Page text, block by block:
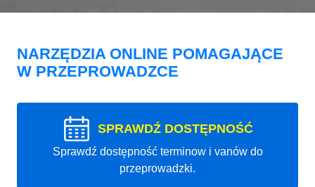
NARZĘDZIA ONLINE POMAGAJĄCE
W PRZEPROWADZCE
SPRAWDŹ DOSTĘPNOŚĆ
Sprawdź dostępność terminow i vanów do
przeprowadzki.